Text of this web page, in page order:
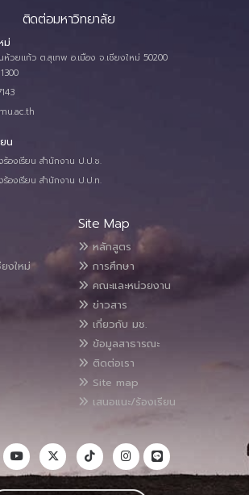
ติดต่อมหาวิทยาลัย
ม่
วยแก้ว ต.สุเทพ อ.เมือง จ.เชียงใหม่ 50200
น
ร้องเรียน สำนักงาน ป.ป.ช.
ร้องเรียน สำนักงาน ป.ป.ท.
งใหม่
Site Map
หลักสูตร
การศึกษา
คณะและหน่วยงาน
ข่าวสาร
เกี่ยวกับ มช.
ข้อมูลสาธารณะ
ติดต่อเรา
Site map
เสนอแนะ/ร้องเรียน